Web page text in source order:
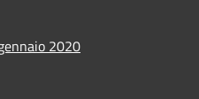
2020